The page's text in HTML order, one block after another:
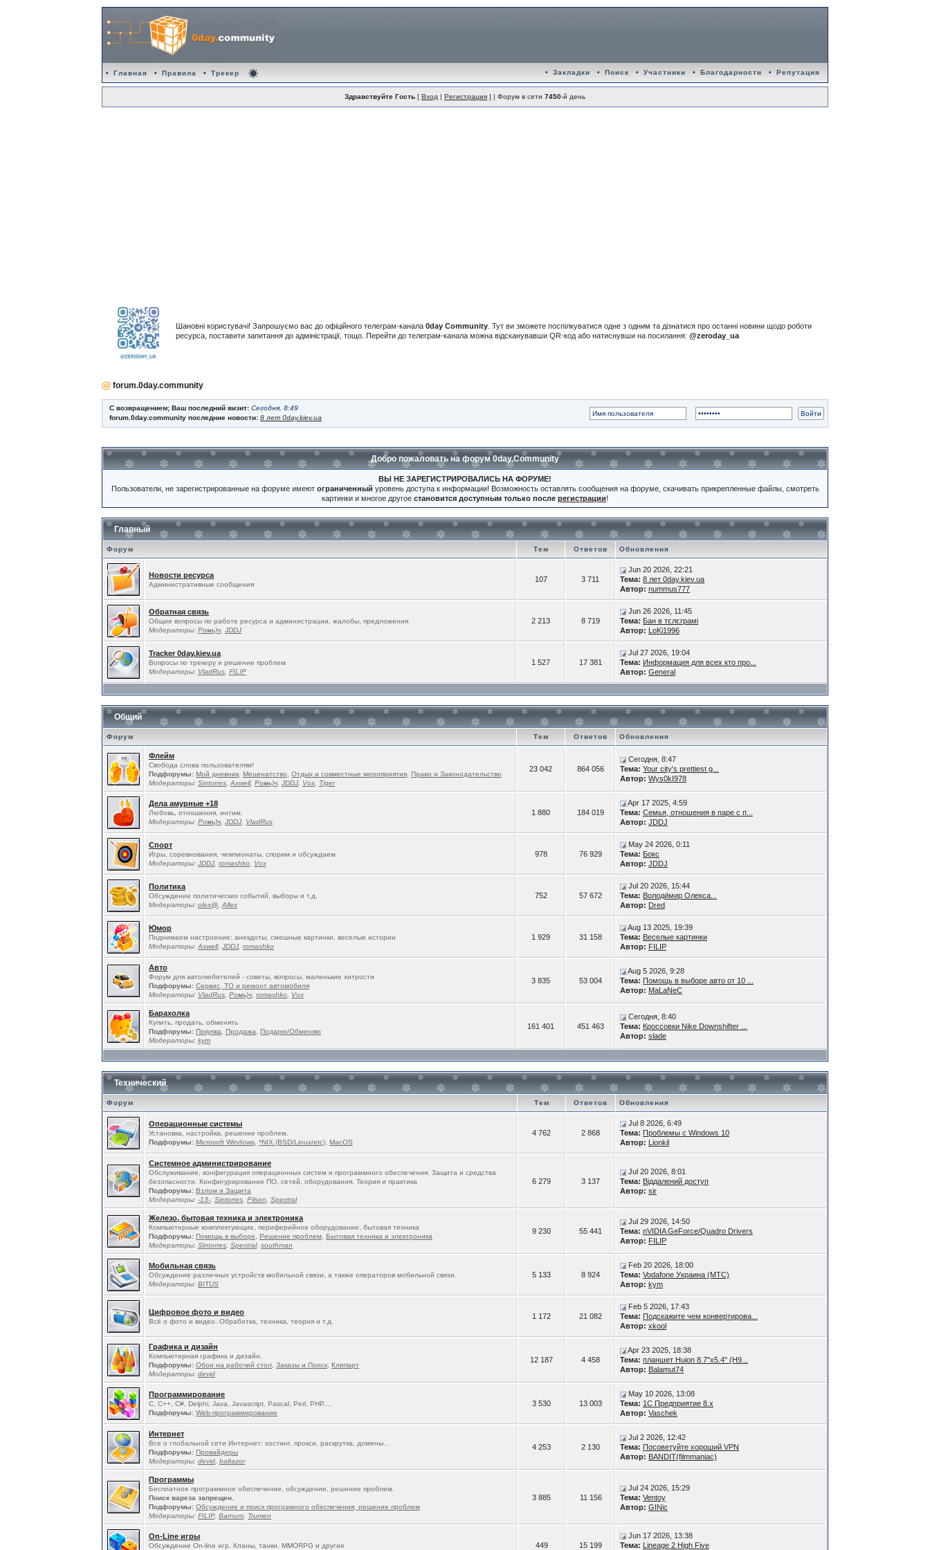
• Главная • Правила • Трекер • Закладки • Поиск • Участники • Благодарности • Репутация
Здравствуйте Гость [ Вход | Регистрация ] | Форум в сети 7450-й день
Шановні користувачі! Запрошуємо вас до офіційного телеграм-канала 0day Community . Тут ви зможете поспілкуватися одне з одним та дізнатися про останні новини щодо роботи
ресурса, поставити запитання до адміністрації, тощо. Перейти до телеграм-канала можна відсканувавши QR-код або натиснувши на посилання: @zeroday_ua
forum.0day.community
С возвращением; Ваш последний визит: Сегодня, 8:49
forum.0day.community последние новости: 8 лет 0day.kiev.ua
Добро пожаловать на форум 0day.Community
ВЫ НЕ ЗАРЕГИСТРИРОВАЛИСЬ НА ФОРУМЕ!
Пользователи, не зарегистрированные на форуме имеют ограниченный уровень доступа к информации! Возможность оставлять сообщения на форуме, скачивать прикрепленные файлы, смотреть
картинки и многое другое становится доступным только после регистрации!
Главный
Форум Тем Ответов Обновления
Новости ресурса
Административные сообщения
107 3 711
Jun 20 2026, 22:21
Тема: 8 лет 0day.kiev.ua
Автор: nummus777
Обратная связь
Общие вопросы по работе ресурса и администрации, жалобы, предложения
Модераторы: Ромь)ч, JDDJ
2 213 8 719
Jun 26 2026, 11:45
Тема: Бан в тєлєграмі
Автор:
LoKi1996
Tracker 0day.kiev.ua
Вопросы по трекеру и решение проблем
Модераторы: VladRus, FILIP
1 527 17 381
Jul 27 2026, 19:04
Тема: Информация для всех кто про...
Автор: General
Общий
Форум Тем Ответов Обновления
Флейм
Свобода слова пользователям!
Подфорумы: Мой дневник, Меценатство, Отдых и совместные мероприятия, Право и Законодательство
Модераторы: Sintorres,Ахwell, Ромь)ч, JDDJ, Vox, Tiger
23 042 864 056
Сегодня, 8:47
Тема: Your city's prettiest g...
Автор: Wys0kI978
Дела амурные +18
Любовь, отношения, интим.
Модераторы: Ромь)ч, JDDJ, VladRus
1 880 184 019
Apr 17 2025, 4:59
Тема: Семья, отношения в паре с п...
Автор: JDDJ
Спорт
Игры, соревнования, чемпионаты, спорим и обсуждаем
Модераторы: JDDJ, romashko, Vox
978 76 929
May 24 2026, 0:11
Тема: Бокс
Автор: JDDJ
Политика
Обсуждение политических событий, выборы и т.д.
Модераторы: olex@,Allex
752 57 672
Jul 20 2026, 15:44
Тема: Володи́мир Олекса...
Автор: Dred
Юмор
Поднимаем настроение: анекдоты, смешные картинки, веселые истории
Модераторы:Ахwell, JDDJ, romashko
1 929 31 158
Aug 13 2025, 19:39
Тема: Веселые картинки
Автор: FILIP
Авто
Форум для автолюбителей - советы, вопросы, маленькие хитрости
Подфорумы: Сервис, ТО и ремонт автомобиля
Модераторы: VladRus, Ромь)ч, romashko, Vox
3 835 53 004
Aug 5 2026, 9:28
Тема: Помощь в выборе авто от 10 ...
Автор: MaLaNeC
Барахолка
Купить, продать, обменять
Подфорумы: Покупка, Продажа, Подарю/Обменяю
Модераторы: kym
161 401 451 463
Сегодня, 8:40
Тема: Кроссовки Nike Downshifter ...
Автор: slade
Технический
Форум Тем Ответов Обновления
Операционные системы
Установка, настройка, решение проблем.
Подфорумы: Microsoft Windows, *NIX (BSD/Linux/etc), MacOS
4 762 2 868
Jul 8 2026, 6:49
Тема: Проблемы с Windows 10
Автор:
Lionkil
Системное администрирование
Обслуживание, конфигурация операционных систем и программного обеспечения. Защита и средства
безопасности. Конфигурирование ПО, сетей, оборудования. Теория и практика
Подфорумы: Взлом и Защита
Модераторы: -13-, Sintorres, Pilson, Spectral
6 279 3 137
Jul 20 2026, 8:01
Тема: Віддалений доступ
Автор: sir
Железо, бытовая техника и электроника
Компьютерные комплектующие, периферийное оборудование, бытовая техника
Подфорумы: Помощь в выборе, Решение проблем, Бытовая техника и электроника
Модераторы: Sintorres, Spectral, southman
9 230 55 441
Jul 29 2026, 14:50
Тема: nVIDIA GeForce/Quadro Drivers
Автор: FILIP
Мобильная связь
Обсуждение различных устройств мобильной связи, а также операторов мобильной связи.
Модераторы: BITUS
5 133 8 924
Feb 20 2026, 18:00
Тема: Vodafone Украина (МТС)
Автор: kym
Цифровое фото и видео
Всё о фото и видео. Обработка, техника, теория и т.д.
1 172 21 082
Feb 5 2026, 17:43
Тема: Подскажите чем конвертирова...
Автор: xkool
Графика и дизайн
Компьютерная графика и дизайн.
Подфорумы: Обои на рабочий стол, Заказы и Поиск, Клипарт
Модераторы: devid
12 187 4 458
Apr 23 2025, 18:38
Тема: планшет Huion 8.7"x5.4" (H9...
Автор: Balamut74
Программирование
C, C++, C#, Delphi, Java, Javascript, Pascal, Perl, PHP....
Подфорумы: Web-программирование
3 530 13 003
May 10 2026, 13:08
Тема: 1С Предприятие 8.х
Автор: Vaschek
Интернет
Все о глобальной сети Интернет: хостинг, прокси, раскрутка, домены…
Подфорумы: Провайдеры
Модераторы: devid, baltazor
4 253 2 130
Jul 2 2026, 12:42
Тема: Посоветуйте хороший VPN
Автор: BANDIT(filmmaniac)
Программы
Бесплатное программное обеспечение, обсуждение, решение проблем.
Поиск вареза запрещен.
Подфорумы: Обсуждение и поиск програмного обеспечения, решение проблем
Модераторы: FILIP, Barnum, Trumen
3 885 11 156
Jul 24 2026, 15:29
Тема: Ventoy
Автор: GINic
On-Line игры
Обсуждение On-line игр. Кланы, танки, MMORPG и другие 449 15 199
Jun 17 2026, 13:38
Тема:
Lineage 2 High Five